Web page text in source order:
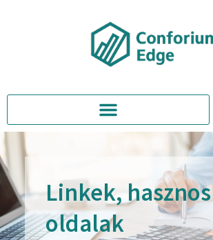
Linkek, hasznos
oldalak